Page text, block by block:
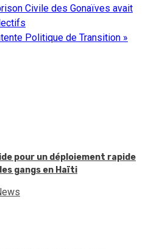
Civile des Gonaïves avait
Politique de Transition »
pour un déploiement rapide
gangs en Haïti